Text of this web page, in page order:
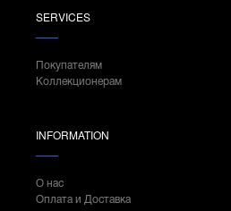
SERVICES
Покупателям
Коллекционерам
INFORMATION
О нас
Оплата и Доставка